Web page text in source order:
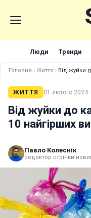
Люди Тренди
Головна › Життя › Від жуйки
ЖИТТЯ 01 лютого 2024
Від жуйки до
10 найгірших
Павло Колеснік
редактор стрічки